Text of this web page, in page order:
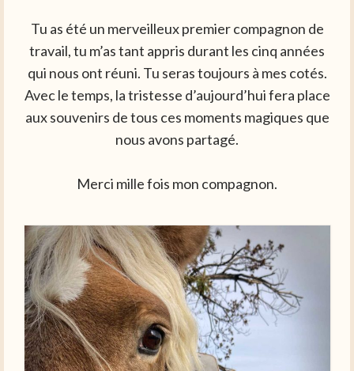
Tu as été un merveilleux premier compagnon de
travail, tu m’as tant appris durant les cinq années
qui nous ont réuni. Tu seras toujours à mes cotés.
Avec le temps, la tristesse d’aujourd’hui fera place
aux souvenirs de tous ces moments magiques que
nous avons partagé.
Merci mille fois mon compagnon.